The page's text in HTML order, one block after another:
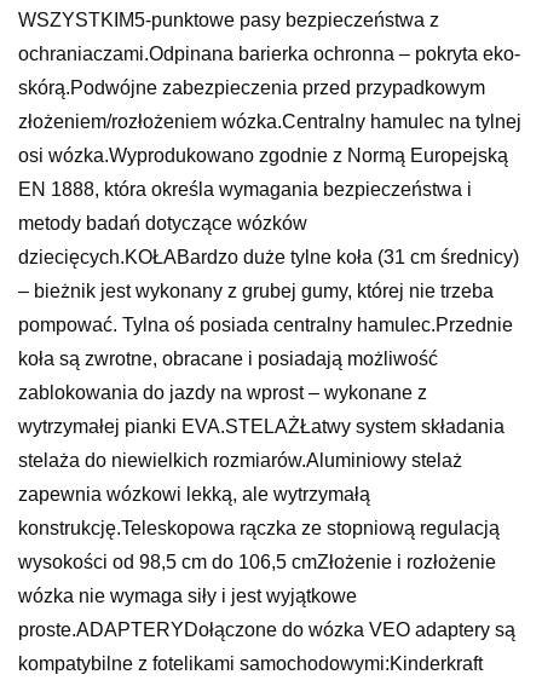
WSZYSTKIM5-punktowe pasy bezpieczeństwa z
ochraniaczami.Odpinana barierka ochronna – pokryta eko-
skórą.Podwójne zabezpieczenia przed przypadkowym
złożeniem/rozłożeniem wózka.Centralny hamulec na tylnej
osi wózka.Wyprodukowano zgodnie z Normą Europejską
EN 1888, która określa wymagania bezpieczeństwa i
metody badań dotyczące wózków
dziecięcych.KOŁABardzo duże tylne koła (31 cm średnicy)
– bieżnik jest wykonany z grubej gumy, której nie trzeba
pompować. Tylna oś posiada centralny hamulec.Przednie
koła są zwrotne, obracane i posiadają możliwość
zablokowania do jazdy na wprost – wykonane z
wytrzymałej pianki EVA.STELAŻŁatwy system składania
stelaża do niewielkich rozmiarów.Aluminiowy stelaż
zapewnia wózkowi lekką, ale wytrzymałą
konstrukcję.Teleskopowa rączka ze stopniową regulacją
wysokości od 98,5 cm do 106,5 cmZłożenie i rozłożenie
wózka nie wymaga siły i jest wyjątkowe
proste.ADAPTERYDołączone do wózka VEO adaptery są
kompatybilne z fotelikami samochodowymi:Kinderkraft